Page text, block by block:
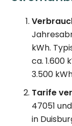
kWh.
ca. 1.600
3.500
Tarife
47051
in